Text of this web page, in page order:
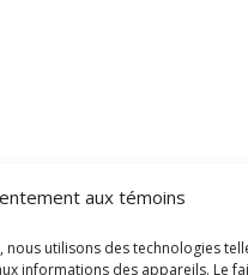
aux témoins
utilisons des technologies
informations des appareils. Le